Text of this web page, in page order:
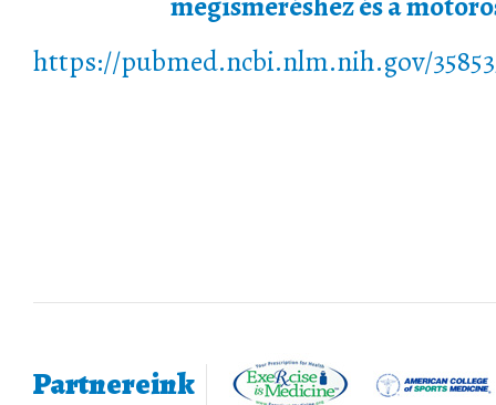
https://pubmed.ncbi.nlm.nih.gov/
Partnereink